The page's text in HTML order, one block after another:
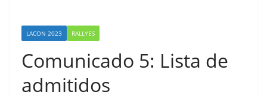
LACON 2023 RALLYES
Comunicado 5: Lista de
admitidos